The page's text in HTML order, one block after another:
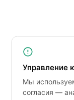
Управление
Мы
согласия —